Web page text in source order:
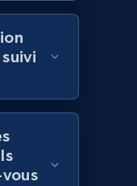
- Collect
Initial